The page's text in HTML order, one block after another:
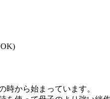
時から始まっています。